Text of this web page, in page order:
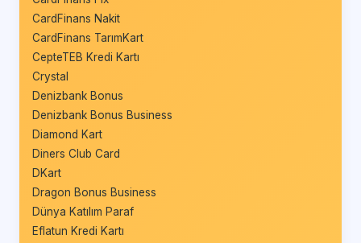
CardFinans Nakit
CardFinans TarımKart
CepteTEB Kredi Kartı
Crystal
Denizbank Bonus
Denizbank Bonus Business
Diamond Kart
Diners Club Card
DKart
Dragon Bonus Business
Dünya Katılım Paraf
Eflatun Kredi Kartı